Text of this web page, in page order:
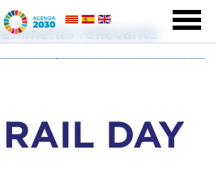
rellevants